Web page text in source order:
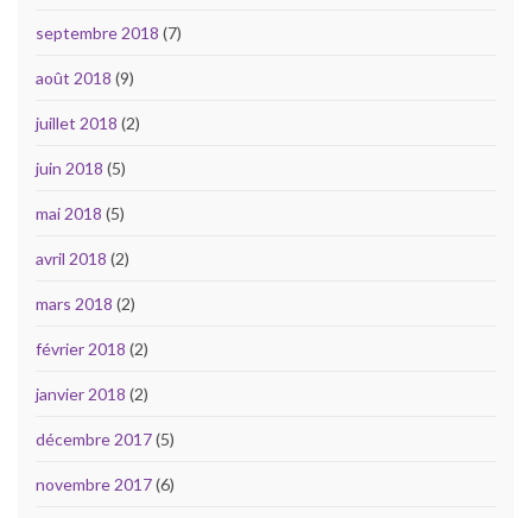
septembre 2018 (7)
août 2018 (9)
juillet 2018 (2)
juin 2018 (5)
mai 2018 (5)
avril 2018 (2)
mars 2018 (2)
février 2018 (2)
janvier 2018 (2)
décembre 2017(5)
novembre 2017(6)